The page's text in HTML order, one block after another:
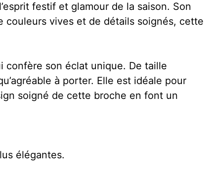
festif et glamour de la saison. Son
vives et de détails soignés, cette
confère son éclat unique. De taille
à porter. Elle est idéale pour
soigné de cette broche en font un
élégantes.